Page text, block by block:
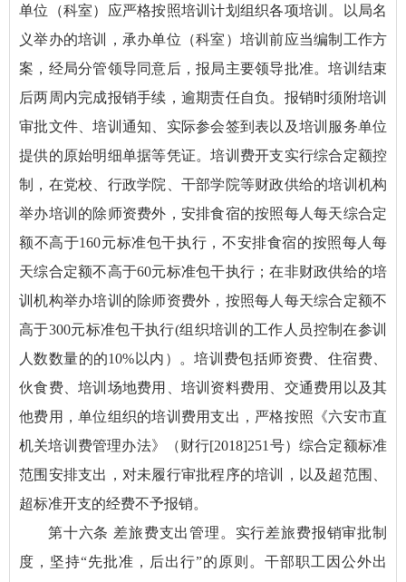
单位（科室）应严格按照培训计划组织各项培训。以局名
义举办的培训，承办单位（科室）培训前应当编制工作方
案，经局分管领导同意后，报局主要领导批准。培训结束
后两周内完成报销手续，逾期责任自负。报销时须附培训
审批文件、培训通知、实际参会签到表以及培训服务单位
提供的原始明细单据等凭证。培训费开支实行综合定额控
制，在党校、行政学院、干部学院等财政供给的培训机构
举办培训的除师资费外，安排食宿的按照每人每天综合定
额不高于160元标准包干执行，不安排食宿的按照每人每
天综合定额不高于60元标准包干执行；在非财政供给的培
训机构举办培训的除师资费外，按照每人每天综合定额不
高于300元标准包干执行(组织培训的工作人员控制在参训
人数数量的的10%以内）。培训费包括师资费、住宿费、
伙食费、培训场地费用、培训资料费用、交通费用以及其
他费用，单位组织的培训费用支出，严格按照《六安市直
机关培训费管理办法》（财行[2018]251号）综合定额标准
范围安排支出，对未履行审批程序的培训，以及超范围、
超标准开支的经费不予报销。
第十六条 差旅费支出管理。实行差旅费报销审批制
度，坚持“先批准，后出行”的原则。干部职工因公外出